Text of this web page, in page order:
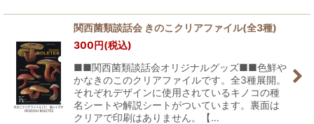
関西菌類談話会 きのこクリアファイル(全3種)
300円(税込)
■■関西菌類談話会オリジナルグッズ■■色鮮や
かなきのこのクリアファイルです。全3種展開。
それぞれデザインに使用されているキノコの種
名シートや解説シートがついています。裏面は
クリアで印刷はありません。【…